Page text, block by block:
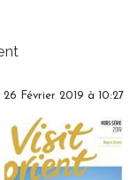
Février 2019 à 10:27